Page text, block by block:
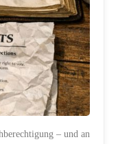
– und an